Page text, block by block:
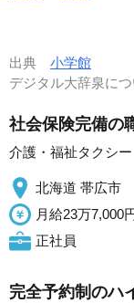
出典 小学館
デジタル大辞泉に
社会保険完備の
介護・福祉タクシ
北海道 帯広市
月給23万7,000
正社員
完全予約制のハ